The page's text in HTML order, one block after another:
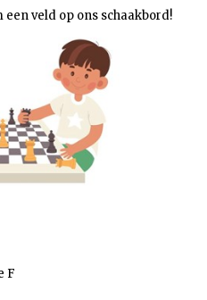
veld op ons schaakbord!
F